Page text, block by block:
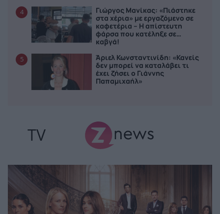
4
Γιώργος Μανίκας: «Πιάστηκε
στα χέρια» με εργαζόμενο σε
καφετέρια – Η απίστευτη
φάρσα που κατέληξε σε…
καβγά!
5
Άριελ Κωνσταντινίδη: «Κανείς
δεν μπορεί να καταλάβει τι
έχει ζήσει ο Γιάννης
Παπαμιχαήλ»
TV